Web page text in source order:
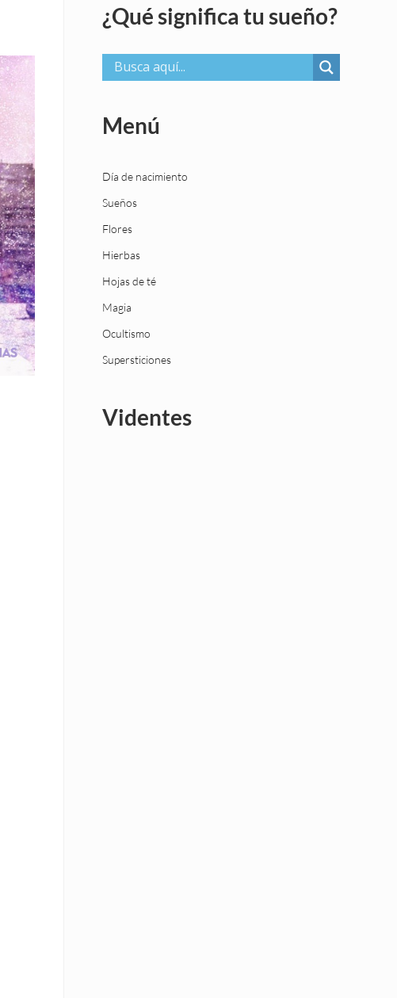
¿Qué significa tu sueño?
Menú
Día de nacimiento
Sueños
Flores
Hierbas
Hojas de té
Magia
Ocultismo
Supersticiones
Videntes